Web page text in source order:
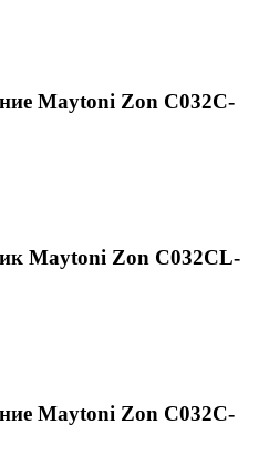
Maytoni Zon C032C-
Maytoni Zon C032CL-
Maytoni Zon C032C-